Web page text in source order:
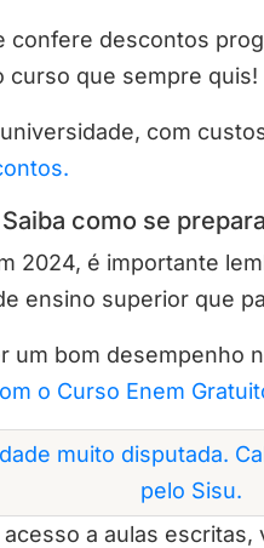
confere descontos
curso que sempre quis!
com
como se
2024, é importante
ensino superior que
um bom desempenho
o Curso Enem
muito disputada.
pelo Sisu.
a aulas